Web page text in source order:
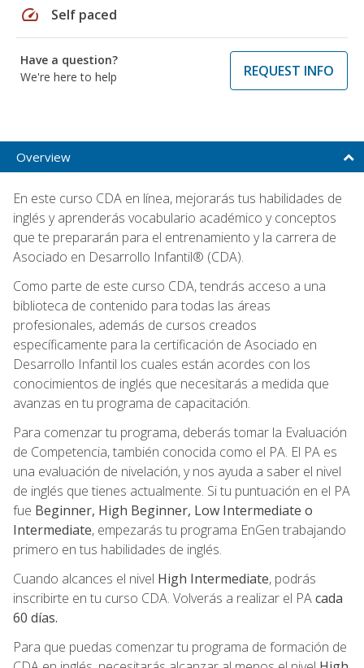
speed Self paced
Have a question?
We're here to help
REQUEST INFO
Overview
En este curso CDA en línea, mejorarás tus habilidades de
inglés y aprenderás vocabulario académico y conceptos
que te prepararán para el entrenamiento y la carrera de
Asociado en Desarrollo Infantil® (CDA).
Como parte de este curso CDA, tendrás acceso a una
biblioteca de contenido para todas las áreas
profesionales, además de cursos creados
específicamente para la certificación de Asociado en
Desarrollo Infantil los cuales están acordes con los
conocimientos de inglés que necesitarás a medida que
avanzas en tu programa de capacitación.
Para comenzar tu programa, deberás tomar la Evaluación
de Competencia, también conocida como el PA. El PA es
una evaluación de nivelación, y nos ayuda a saber el nivel
de inglés que tienes actualmente. Si tu puntuación en el PA
fue Beginner, High Beginner, Low Intermediate o
Intermediate, empezarás tu programa EnGen trabajando
primero en tus habilidades de inglés.
Cuando alcances el nivel High Intermediate, podrás
inscribirte en tu curso CDA. Volverás a realizar el PAcada
60 días.
Para que puedas comenzar tu programa de formación de